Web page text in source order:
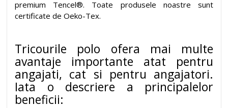
premium Tencel®. Toate produsele noastre sunt
certificate de Oeko-Tex.
Tricourile polo ofera mai multe
avantaje importante atat pentru
angajati, cat si pentru angajatori.
Iata o descriere a principalelor
beneficii: